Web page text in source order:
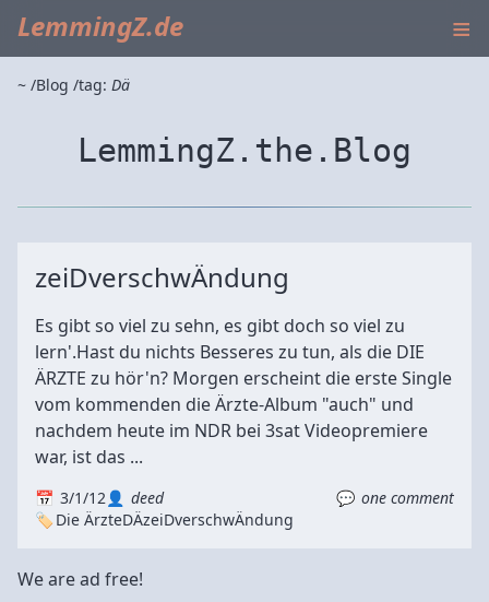
LemmingZ.de ≡
~ Blog tag: Dä
LemmingZ.the.Blog
zeiDverschwÄndung
Es gibt so viel zu sehn, es gibt doch so viel zu
lern'.Hast du nichts Besseres zu tun, als die DIE
ÄRZTE zu hör'n? Morgen erscheint die erste Single
vom kommenden die Ärzte-Album "auch" und
nachdem heute im NDR bei 3sat Videopremiere
war, ist das ...
3/1/12 deed
one comment
Die ÄrzteDÄzeiDverschwÄndung
We are ad free!